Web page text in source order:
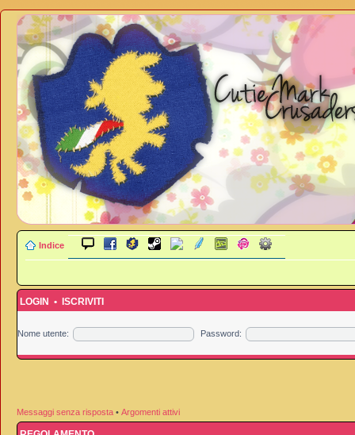
Indice
LOGIN • ISCRIVITI
Nome utente: Password:
Messaggi senza risposta • Argomenti attivi